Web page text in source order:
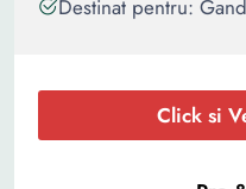
Destinat pentru:
Click si